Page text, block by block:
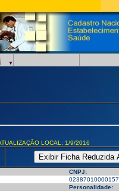
LOCAL: 1/9/2016
CNPJ:
02387010000157
Personalidade: